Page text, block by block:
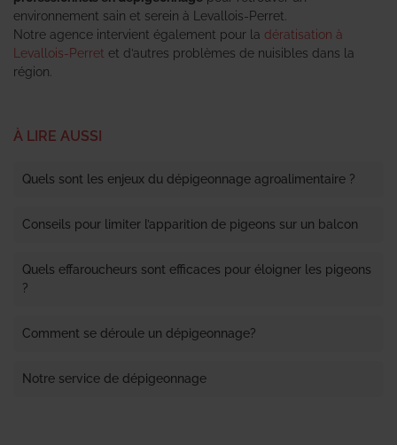
environnement sain et serein à Levallois-Perret.
Notre agence intervient également pour la dératisation à
Levallois-Perret et d’autres problèmes de nuisibles dans la
région.
À LIRE AUSSI
Quels sont les enjeux du dépigeonnage agroalimentaire ?
Conseils pour limiter l’apparition de pigeons sur un balcon
Quels effaroucheurs sont efficaces pour éloigner les pigeons
?
Comment se déroule un dépigeonnage?
Notre service de dépigeonnage